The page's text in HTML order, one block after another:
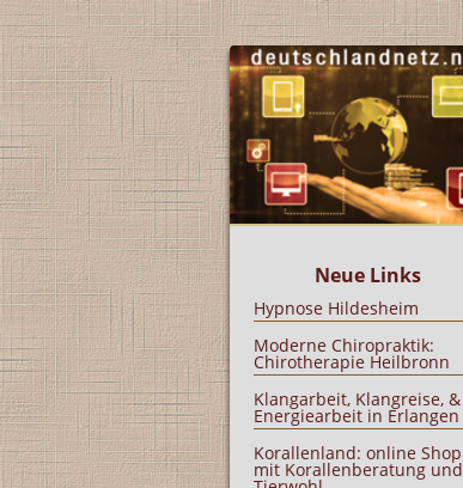
Neue Links
Hypnose Hildesheim
Moderne Chiropraktik:
Chirotherapie Heilbronn
Klangarbeit, Klangreise, &
Energiearbeit in Erlangen
Korallenland: online Shop
mit Korallenberatung und